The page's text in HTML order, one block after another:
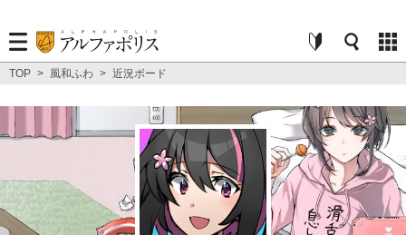
TOP > 風和ふわ > 近況ボード